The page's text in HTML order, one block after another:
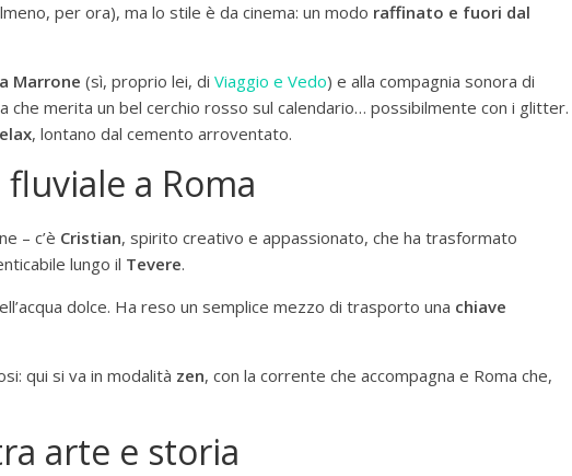
per ora), ma lo stile è da cinema: un modo raffinato e fuori dal
Marrone (sì, proprio lei, di Viaggio e Vedo) e alla compagnia sonora di
che merita un bel cerchio rosso sul calendario… possibilmente con i glitter.
, lontano dal cemento arroventato.
a Roma
– c’è Cristian, spirito creativo e appassionato, che ha trasformato
lungo il Tevere.
dolce. Ha reso un semplice mezzo di trasporto una chiave
qui si va in modalità zen, con la corrente che accompagna e Roma che,
arte e storia